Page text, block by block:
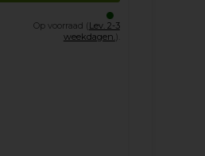
Op voorraad (Lev. 2-3
weekdagen. ).